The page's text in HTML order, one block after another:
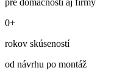
0+
rokov skúseností
od návrhu po montáž